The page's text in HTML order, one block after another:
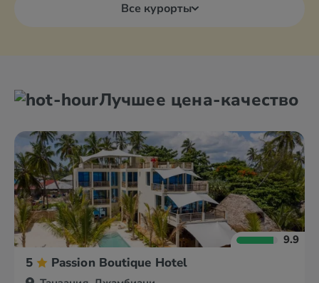
Все курорты
Лучшее цена-качество
9.9
5 Passion Boutique Hotel